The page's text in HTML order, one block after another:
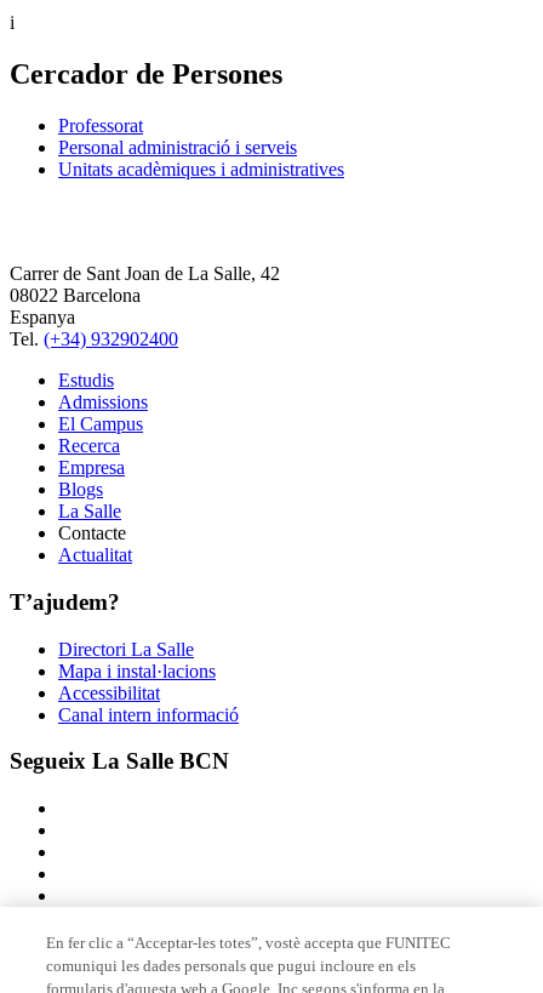
i
Cercador de Persones
Professorat
Personal administració i serveis
Unitats acadèmiques i administratives
Carrer de Sant Joan de La Salle, 42
08022 Barcelona
Espanya
Tel. (+34) 932902400
Estudis
Admissions
El Campus
Recerca
Empresa
Blogs
La Salle
Contacte
Actualitat
T’ajudem?
Directori La Salle
Mapa i instal·lacions
Accessibilitat
Canal intern informació
Segueix La Salle BCN
Membre de
En fer clic a “Acceptar-les totes”, vostè accepta que FUNITEC
comuniqui les dades personals que pugui incloure en els
formularis d'aquesta web a Google, Inc segons s'informa en la